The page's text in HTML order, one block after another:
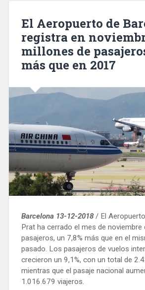
en
movilidad
urbana
Europa»
El Aeropuerto de
registra en
millones de
más que en 2017
Barcelona 13-12-2018/ El
Prat ha cerrado el mes de
pasajeros, un 7,8% más que en el
pasado. Los pasajeros de vuelos
crecieron un 9,1%, con un total de
mientras que el pasaje nacional
1.016.679 viajeros.